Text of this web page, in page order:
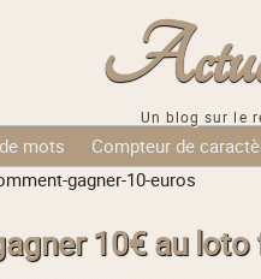
Un blog sur le
mots Compteur de
gagner-10-euros
10€ au